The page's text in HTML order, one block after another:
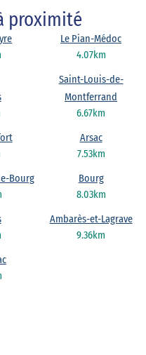
proximité
4.07km
Le Pian-Médoc
6.67km
Saint-Louis-de-
Montferrand
7.53km
Arsac
Bourg
8.03km
Bourg
9.36km
Ambarès-et-Lagrave